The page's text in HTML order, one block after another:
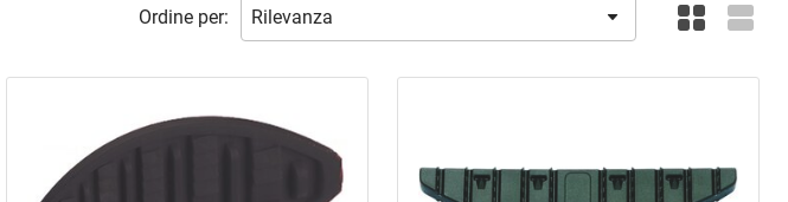
Ordine per: